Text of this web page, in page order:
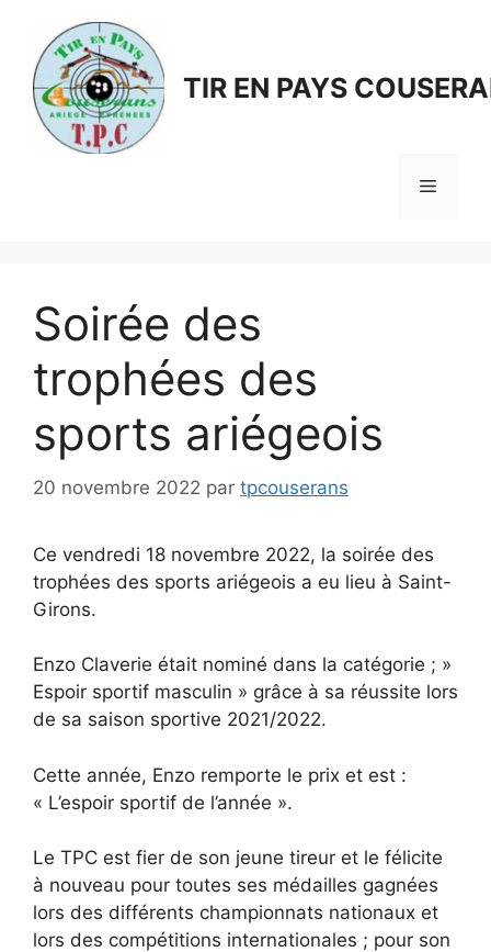
contenu
TIR EN PAYS
Menu
Soirée des
trophées des
sports ariégeois
20 novembre 2022 par tpcouserans
Ce vendredi 18 novembre 2022, la soirée des
trophées des sports ariégeois a eu lieu à Saint-
Girons.
Enzo Claverie était nominé dans la catégorie ; »
Espoir sportif masculin » grâce à sa réussite lors
de sa saison sportive 2021/2022.
Cette année, Enzo remporte le prix et est :
« L’espoir sportif de l’année ».
Le TPC est fier de son jeune tireur et le félicite
à nouveau pour toutes ses médailles gagnées
lors des différents championnats nationaux et
lors des compétitions internationales ; pour son